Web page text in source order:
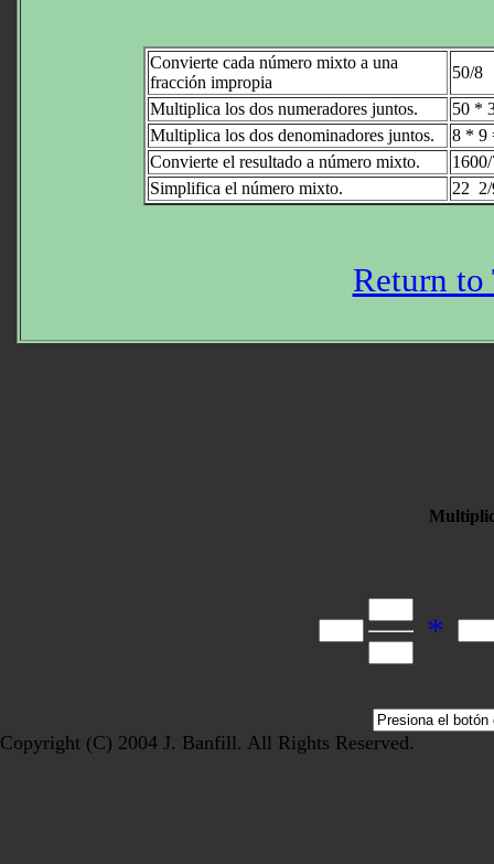
Convierte cada número mixto a una
fracción impropia
50/
Multiplica los dos numeradores juntos.
50 *
Multiplica los dos denominadores juntos.
8 * 9
Convierte el resultado a número mixto.
Simplifica el número mixto.
22 2/
Return to
*
Copyright (C) 2004 J. Banfill. All Rights Reserved.